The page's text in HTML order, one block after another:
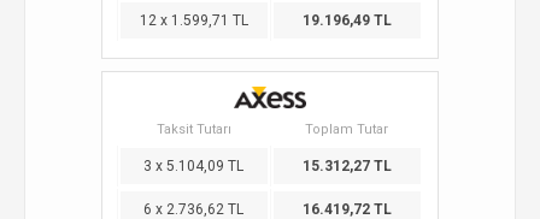
12 x 1.599,71 TL 19.196,49 TL
Taksit Tutarı Toplam Tutar
3 x 5.104,09 TL 15.312,27 TL
6 x 2.736,62 TL 16.419,72 TL